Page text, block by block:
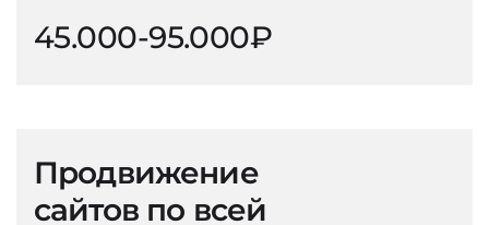
45.000-95.000₽
Продвижение
сайтов по всей